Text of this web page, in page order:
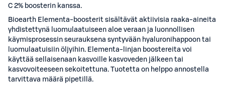
C 2% boosterin kanssa.
Bioearth Elementa-boosterit sisältävät aktiivisia raaka-aineita
yhdistettynä luomulaatuiseen aloe veraan ja luonnollisen
käymisprosessin seurauksena syntyvään hyaluronihappoon tai
luomulaatuisiin öljyihin. Elementa-linjan boostereita voi
käyttää sellaisenaan kasvoille kasvoveden jälkeen tai
kasvovoiteeseen sekoitettuna. Tuotetta on helppo annostella
tarvittava määrä pipetillä.